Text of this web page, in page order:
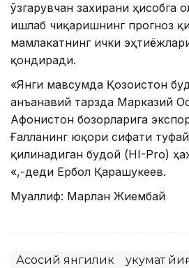
ўзгарувчан захирани ҳисобга
ишлаб чиқаришнинг прогноз
мамлакатнинг ички
қондиради.
«Янги мавсумда Қозоғистон
анъанавий тарзда Марказий
Aфғонистон бозорларига
Ғалланинг юқори сифати
қилинадиган буғдой (HI-Pro)
«,-деди Ербол Қарашукеев.
Муаллиф: Марлан Жиембай
Асосий янгилик Ҳукумат